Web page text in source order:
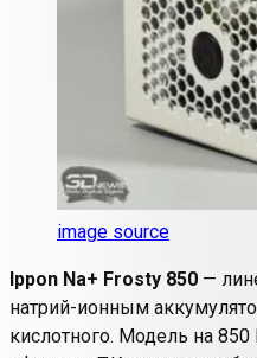
image source
Ippon Na+ Frosty 850 —
натрий-ионным
кислотного. Модель на